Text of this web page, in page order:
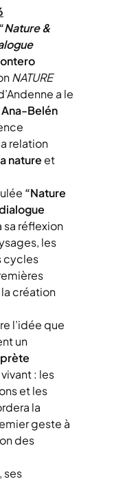
Nature &
NATURE
a le
Ana-Belén
relation
nature et
“Nature
sa réflexion
les
cycles
création
l’idée que
un
: les
et les
la
geste à
des
ses